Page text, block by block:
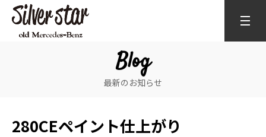
Blog
最新のお知らせ
280CEペイント仕上がり